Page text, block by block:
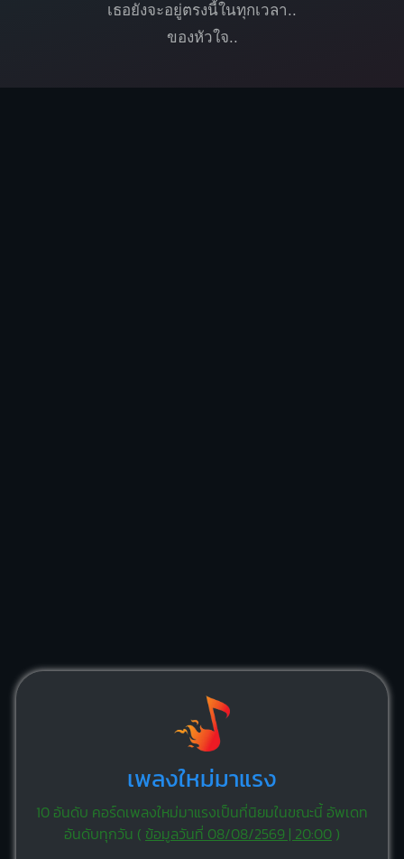
เธอยังจะอยู่ตรงนี้ในทุกเวลา..
ของหัวใจ..
เพลงใหม่มาแรง
10 อันดับ คอร์ดเพลงใหม่มาแรงเป็นที่นิยมในขณะนี้ อัพเดท
อันดับทุกวัน ( ข้อมูลวันที่ 08/08/2569 | 20:00)